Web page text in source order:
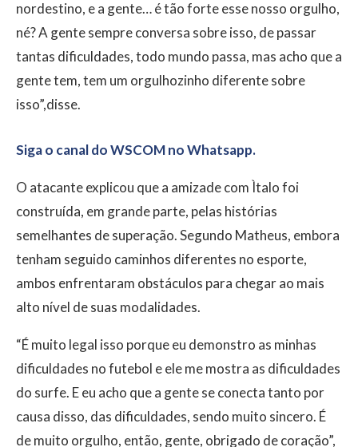
nordestino, e a gente… é tão forte esse nosso orgulho,
né? A gente sempre conversa sobre isso, de passar
tantas dificuldades, todo mundo passa, mas acho que a
gente tem, tem um orgulhozinho diferente sobre
isso”,disse.
Siga o canal do WSCOM no Whatsapp.
O atacante explicou que a amizade com Ìtalo foi
construída, em grande parte, pelas histórias
semelhantes de superação. Segundo Matheus, embora
tenham seguido caminhos diferentes no esporte,
ambos enfrentaram obstáculos para chegar ao mais
alto nível de suas modalidades.
“É muito legal isso porque eu demonstro as minhas
dificuldades no futebol e ele me mostra as dificuldades
do surfe. E eu acho que a gente se conecta tanto por
causa disso, das dificuldades, sendo muito sincero. É
de muito orgulho, então, gente, obrigado de coração”,